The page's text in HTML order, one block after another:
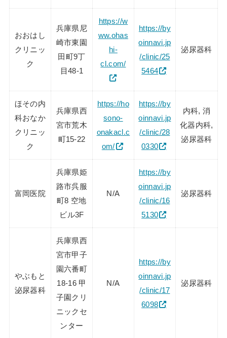
おおはし
クリニッ
ク
兵庫県尼
崎市東園
田町9丁
目48-1
https://w
ww.ohas
hi-
cl.com/
https://by
oinnavi.jp
/clinic/25
5464
泌尿器科
ほその内
科おなか
クリニッ
ク
兵庫県西
宮市荒木
町15-22
https://ho
sono-
onakacl.c
om/
https://by
oinnavi.jp
/clinic/28
0330
内科, 消
化器内科,
泌尿器科
富岡医院
兵庫県姫
路市呉服
町8 空地
ビル3F
N/A
https://by
oinnavi.jp
/clinic/16
5130
泌尿器科
やぶもと
泌尿器科
兵庫県西
宮市甲子
園六番町
18-16 甲
子園クリ
ニックセ
ンター
N/A
https://by
oinnavi.jp
/clinic/17
6098
泌尿器科